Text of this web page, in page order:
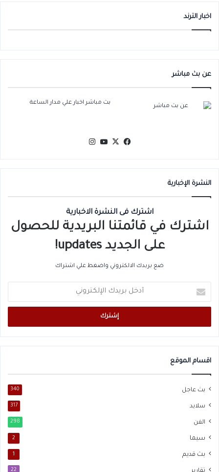
اخبار الترند
عن بث مباشر
بث مباشر اخبار علي مدار الساعة
فيسبوك
‫X
‫YouTube
النشرة الإخبارية
اشترك فى النشرة الاخبارية
اشترك في قائمتنا البريدية للحصول
على الجديد updates!
ضع بريدك الالكتروني واضغط علي اشتراك
بريدك
الإلكتروني
اقسام الموقع
بث عاجل 340
سلايد 317
الفن 298
سيما 2
بث قديم 1
22